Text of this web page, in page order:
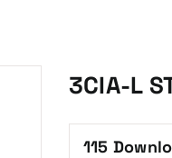
3CIA-L
115